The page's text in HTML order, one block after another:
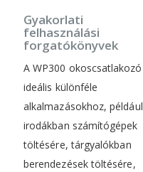
Gyakorlati
felhasználási
forgatókönyvek
A WP300 okoscsatlakozó
ideális különféle
alkalmazásokhoz, például
irodákban számítógépek
töltésére, tárgyalókban
berendezések töltésére,